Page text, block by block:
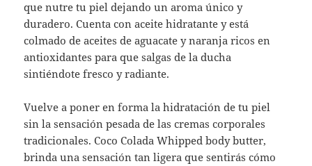
que nutre tu piel dejando un aroma único y
duradero. Cuenta con aceite hidratante y está
colmado de aceites de aguacate y naranja ricos en
antioxidantes para que salgas de la ducha
sintiéndote fresco y radiante.
Vuelve a poner en forma la hidratación de tu piel
sin la sensación pesada de las cremas corporales
tradicionales. Coco Colada Whipped body butter,
brinda una sensación tan ligera que sentirás cómo